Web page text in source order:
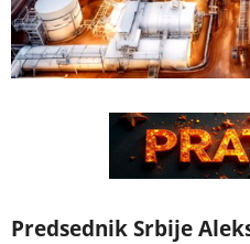
Predsednik Srbije